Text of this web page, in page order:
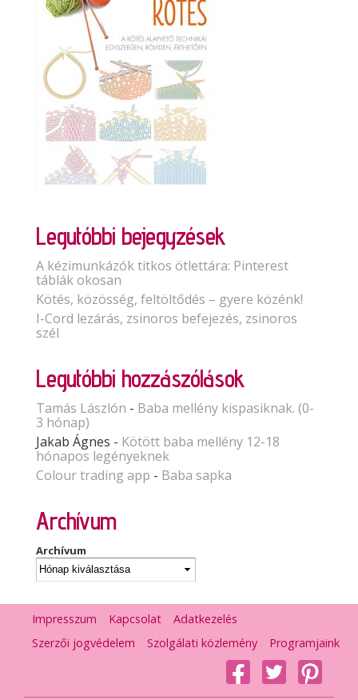
Legutóbbi bejegyzések
A kézimunkázók titkos ötlettára: Pinterest
táblák okosan
Kötés, közösség, feltöltődés – gyere közénk!
I-Cord lezárás, zsinoros befejezés, zsinoros
szél
Legutóbbi hozzászólások
Tamás Lászlón - Baba mellény kispasiknak. (0-
3 hónap)
Jakab Ágnes - Kötött baba mellény 12-18
hónapos legényeknek
Colour trading app - Baba sapka
Archívum
Archívum
Impresszum Kapcsolat
Adatkezelés
Szerzői jogvédelem
Szolgálati közlemény Programjaink